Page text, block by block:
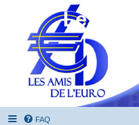
Les
FAQ